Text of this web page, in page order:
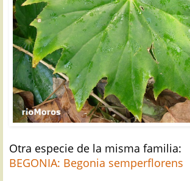
Otra especie de la misma familia:
BEGONIA: Begonia semperflorens